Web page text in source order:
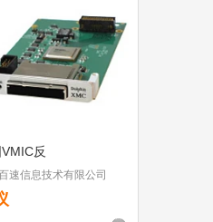
反
速信息技术有限公司